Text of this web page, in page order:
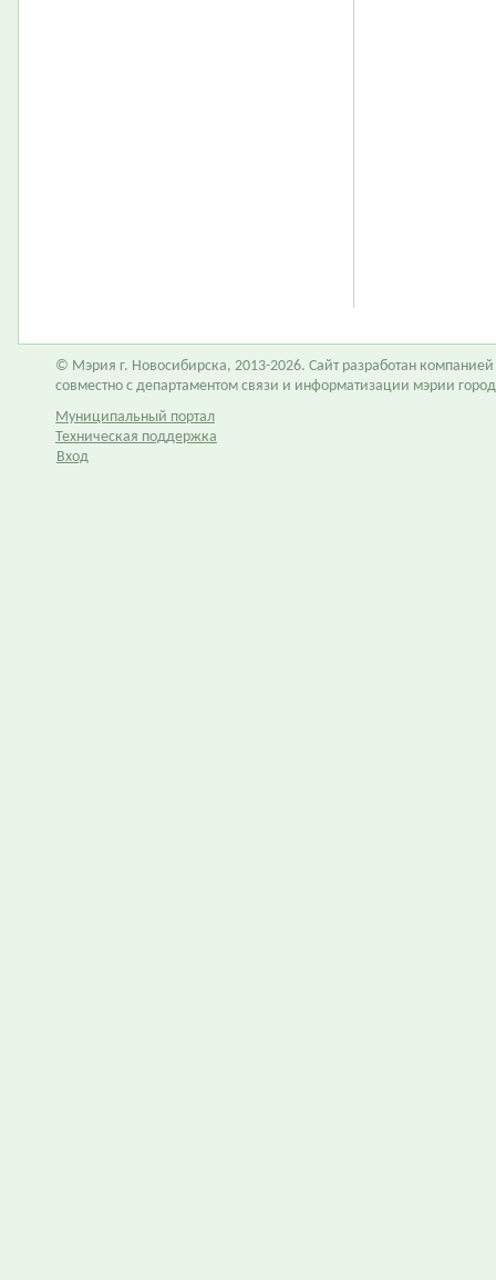
© Мэрия г. Новосибирска, 2013-2026. Сайт разработан компанией
совместно с департаментом связи и информатизации мэрии
Муниципальный портал
Техническая поддержка
Вход